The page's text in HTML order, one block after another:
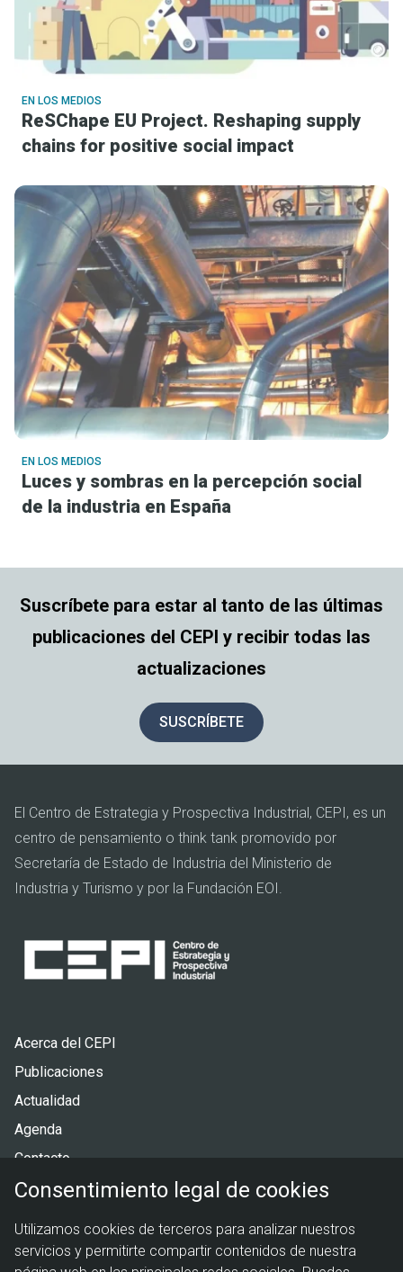
EN LOS MEDIOS
ReSChape EU Project. Reshaping supply
chains for positive social impact
EN LOS MEDIOS
Luces y sombras en la percepción social
de la industria en España
Suscríbete para estar al tanto de las últimas
publicaciones del CEPI y recibir todas las
actualizaciones
SUSCRÍBETE
El Centro de Estrategia y Prospectiva Industrial, CEPI, es un
centro de pensamiento o think tank promovido por
Secretaría de Estado de Industria del Ministerio de
Industria y Turismo y por la Fundación EOI.
Pie
de
Acerca del CEPI
Publicaciones
Actualidad
Agenda
Contacto
legal
Política de cookies
Aviso legal
Consentimiento legal de cookies
Utilizamos cookies de terceros para analizar nuestros
servicios y permitirte compartir contenidos de nuestra